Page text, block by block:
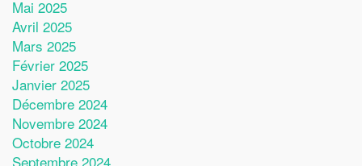
Mai 2025
Avril 2025
Mars 2025
Février 2025
Janvier 2025
Décembre 2024
Novembre 2024
Octobre 2024
Septembre 2024